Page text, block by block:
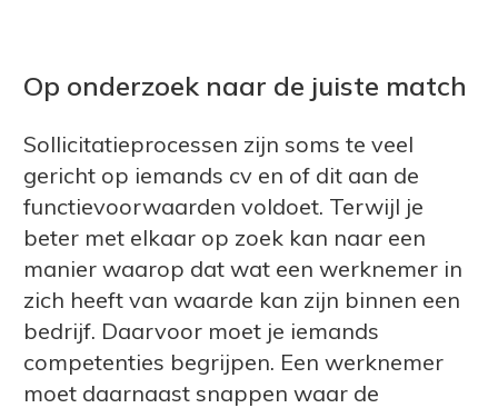
Op onderzoek naar de juiste match
Sollicitatieprocessen zijn soms te veel
gericht op iemands cv en of dit aan de
functievoorwaarden voldoet. Terwijl je
beter met elkaar op zoek kan naar een
manier waarop dat wat een werknemer in
zich heeft van waarde kan zijn binnen een
bedrijf. Daarvoor moet je iemands
competenties begrijpen. Een werknemer
moet daarnaast snappen waar de